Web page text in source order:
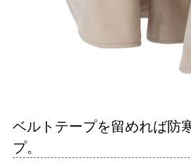
ベルトテープを留めれば防
プ。